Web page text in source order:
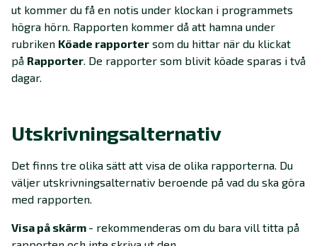
ut kommer du få en notis under klockan i programmets
högra hörn. Rapporten kommer då att hamna under
rubriken Köade rapporter som du hittar när du klickat
på Rapporter . De rapporter som blivit köade sparas i två
dagar.
Utskrivningsalternativ
Det finns tre olika sätt att visa de olika rapporterna. Du
väljer utskrivningsalternativ beroende på vad du ska göra
med rapporten.
Visa på skärm - rekommenderas om du bara vill titta på